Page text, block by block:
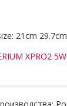
21cm
XPRO2